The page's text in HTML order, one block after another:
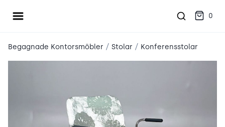
Öppna meny 0
Begagnade Kontorsmöbler / Stolar / Konferensstolar